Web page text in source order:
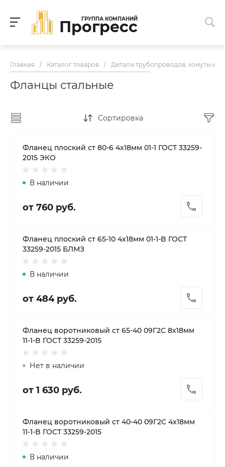
ГРУППА КОМПАНИЙ
Прогресс
Главная / Каталог товаров / Детали трубопроводов, хомуты и
Фланцы стальные
Сортировка
Фланец плоский ст 80-6 4х18мм 01-1 ГОСТ 33259-
2015 ЭКО
В наличии
от 760 руб.
Фланец плоский ст 65-10 4х18мм 01-1-B ГОСТ
33259-2015 БЛМЗ
В наличии
от 484 руб.
Фланец воротниковый ст 65-40 09Г2С 8х18мм
11-1-B ГОСТ 33259-2015
Нет в наличии
от 1 630 руб.
Фланец воротниковый ст 40-40 09Г2С 4х18мм
11-1-B ГОСТ 33259-2015
В наличии